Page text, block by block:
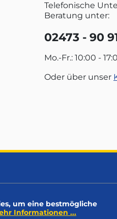
Telefonische
Beratung unter:
02473 - 90 91
Mo.-Fr.: 10:00 -
Oder über unser
um eine bestmögliche
Informationen ...